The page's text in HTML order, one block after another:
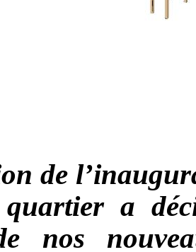
de
a
nos